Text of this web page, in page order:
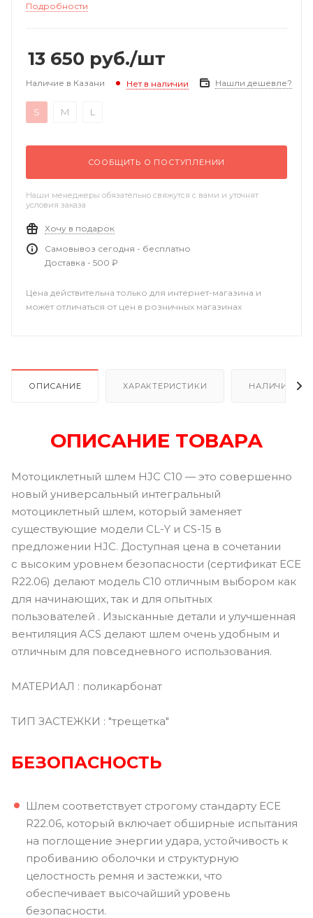
Подробности
13 650 руб./шт
Наличие в Казани Нет в наличии Нашли дешевле?
S M L
СООБЩИТЬ О ПОСТУПЛЕНИИ
Наши менеджеры обязательно свяжутся с вами и уточнят
условия заказа
Хочу в подарок
Самовывоз сегодня - бесплатно
Доставка - 500 ₽
Цена действительна только для интернет-магазина и
может отличаться от цен в розничных магазинах
ОПИСАНИЕ ХАРАКТЕРИСТИКИ НАЛИЧИЕ В
ОПИСАНИЕ ТОВАРА
Мотоциклетный шлем HJC C10 — это совершенно
новый универсальный интегральный
мотоциклетный шлем, который заменяет
существующие модели CL-Y и CS-15 в
предложении HJC. Доступная цена в сочетании
с высоким уровнем безопасности (сертификат ECE
R22.06) делают модель C10 отличным выбором как
для начинающих, так и для опытных
пользователей . Изысканные детали и улучшенная
вентиляция ACS делают шлем очень удобным и
отличным для повседневного использования.
МАТЕРИАЛ : поликарбонат
ТИП ЗАСТЕЖКИ : "трещетка"
БЕЗОПАСНОСТЬ
Шлем соответствует строгому стандарту ECE
R22.06, который включает обширные испытания
на поглощение энергии удара, устойчивость к
пробиванию оболочки и структурную
целостность ремня и застежки, что
обеспечивает высочайший уровень
безопасности.